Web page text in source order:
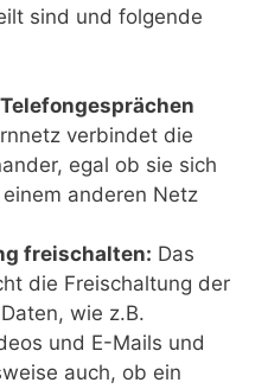
sind und folgende
verbindet die
egal ob sie sich
anderen Netz
freischalten: Das
die Freischaltung der
wie z.B.
und E-Mails und
auch, ob ein